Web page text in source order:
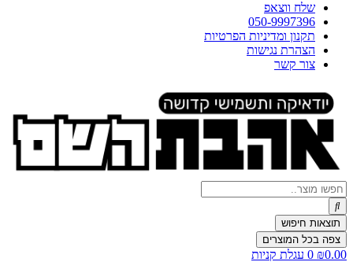
שלח ווצאפ
050-9997396
תקנון ומדיניות הפרטיות
הצהרת נגישות
צור קשר
Search
...
תוצאות חיפוש
צפה בכל המוצרים
₪0.00
0 עגלת קניות